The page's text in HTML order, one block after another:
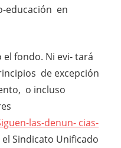
educación en
fondo. Ni evi- tará
de excepción
o incluso
las-denun- cias-
Sindicato Unificado